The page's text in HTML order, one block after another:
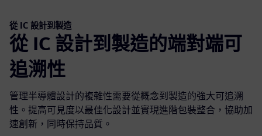
從 IC 設計到製造
從 IC 設計到製造的端對端可
追溯性
管理半導體設計的複雜性需要從概念到製造的強大可追溯
性。提高可見度以最佳化設計並實現進階包裝整合，協助加
速創新，同時保持品質。